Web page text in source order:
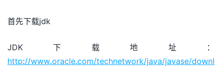
首先下载jdk
JDK下载地址：
http://www.oracle.com/technetwork/java/javase/downl